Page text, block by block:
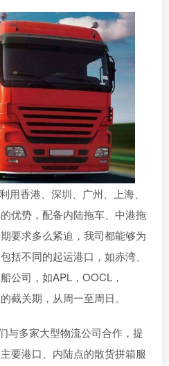
用香港、深圳、广州、上海、
优势，配备内陆拖车、中港拖
要求多么紧迫，我司都能够为
括不同的起运港口，如赤湾、
公司，如APL，OOCL，
截关期，从周一至周日。
与多家大型物流公司合作，提
要港口、内陆点的散货拼箱服